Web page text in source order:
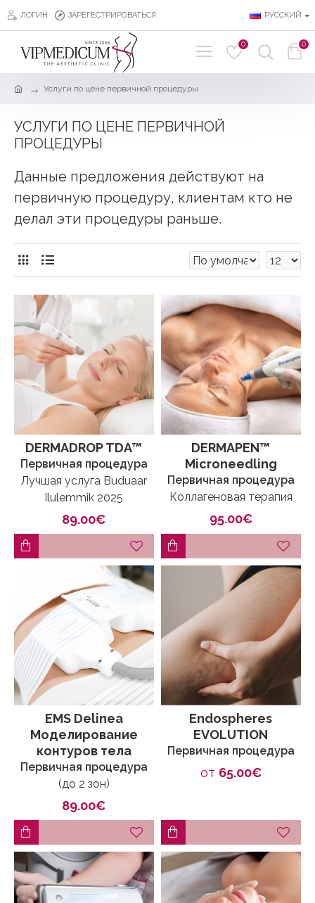
ЛОГИН ЗАРЕГЕСТРИРОВАТЬСЯ РУССКИЙ
0 0
Услуги по цене первичной процедуры
УСЛУГИ ПО ЦЕНЕ ПЕРВИЧНОЙ
ПРОЦЕДУРЫ
Данные предложения действуют на
первичную процедуру, клиентам кто не
делал эти процедуры раньше.
DERMADROP TDA™
Первичная процедура
Лучшая услуга Buduaar
Ilulemmik 2025
89.00€
DERMAPEN™
Microneedling
Первичная процедура
Коллагеновая терапия
95.00€
EMS Delinea
Моделирование
контуров тела
Первичная процедура
(до 2 зон)
89.00€
Endospheres
EVOLUTION
Первичная процедура
от 65.00€